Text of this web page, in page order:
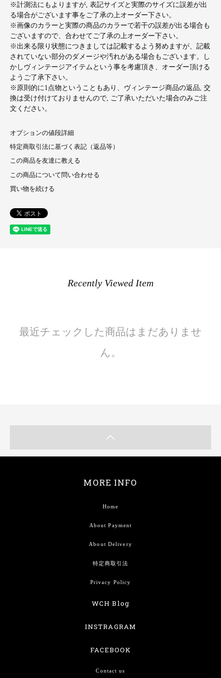
※計測法にもよりますが, 表記サイズと実際のサイズに誤差が出
る場合がございます事をご了承の上オーダー下さい。
※画像のカラーと実際の商品のカラーで若干の誤差が出る場合も
ございますので、合わせてご了承の上オーダー下さい。
※出来る限り状態につきましては記載するよう努めますが、記載
されていない部分のダメージや汚れがある場合もございます。し
かしヴィンテージアイテムという事を考慮頂き、オーダー頂ける
ようご了承下さい。
※原則的に1点物ということもあり、ヴィンテージ商品の返品, 交
換は受け付けておりませんので, ご了承いただいた場合のみご注
文ください。
オプションの値段詳細
特定商取引法に基づく表記（返品等）
この商品を友達に教える
この商品について問い合わせる
買い物を続ける
Recently Viewed Item
最近チェックした商品はまだありませ
ん。
MORE INFO
Home
About Payment
About Delivery
特定商取引法
Privacy Policy
WCH Blog
INSTRAGRAM
FACEBOOK
Contact us